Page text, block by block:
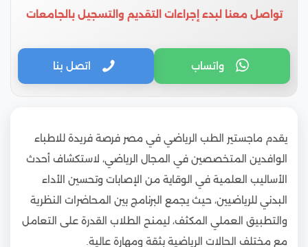
تواصل معنا لبدء إجراءات التقديم والتسجيل بالجامعات
واتساب اتصل بنا
يقدم ماجستير الطب الرياضي في مصر فرصة فريدة للاطباء
الوافدين المتخصصين في المجال الرياضي، لاستكشاف أحدث
الأساليب العلمية في الوقاية من الإصابات وتحسين الأداء
البدني للرياضيين، حيث يجمع البرنامج بين المحاضرات النظرية
والتطبيق العملي المكثف، ليمنح الطلاب القدرة على التعامل
مع مختلف الحالات الرياضية بثقة ومهارة عالية.